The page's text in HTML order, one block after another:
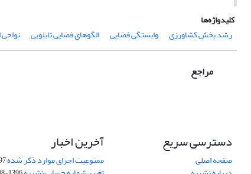
کلیدواژه‌ها
رشد بخش کشاورزی
وابستگی فضایی الگوهای فضایی تابلویی
مراجع
دسترسی سریع
صفحه اصلی
آخرین اخبار
ممنوعیت اجرای موارد ذکر شده25